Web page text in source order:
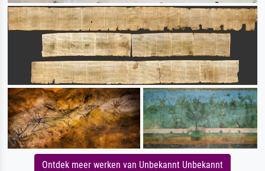
Ontdek meer werken van Unbekannt Unbekannt